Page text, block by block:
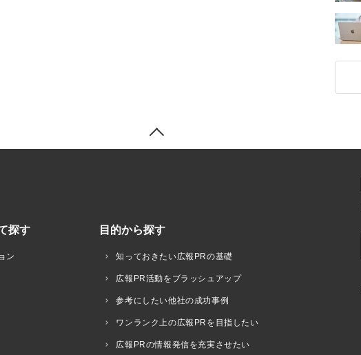
探す
ン
目的から探す
知っておきたい広報PRの基礎
広報PR活動をブラッシュアップ
参考にしたい他社の成功事例
ワンランク上の広報PRを目指したい
広報PRの情報発信を充実させたい